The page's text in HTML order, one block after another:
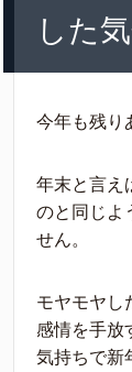
した
今年も残り
年末と言え
のと同じよ
せん。
モヤモヤし
感情を手放
気持ちで新